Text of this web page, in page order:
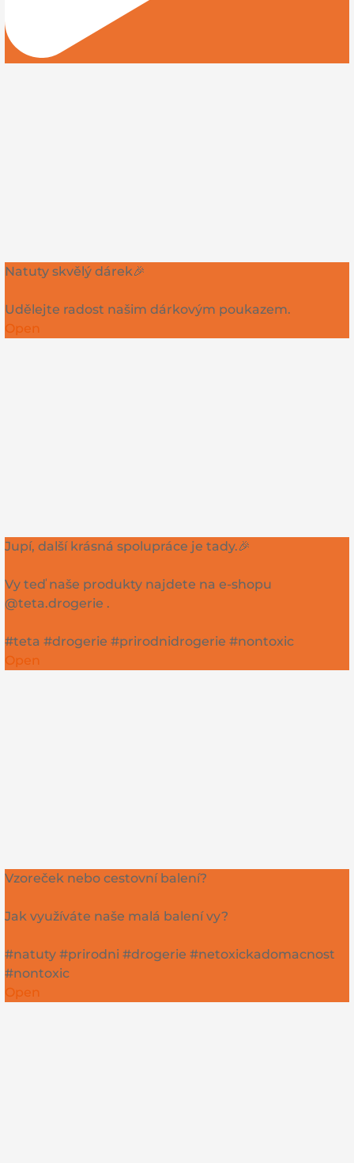
Natuty skvělý dárek🎉
Udělejte radost našim dárkovým poukazem.
Open
Jupí, další krásná spolupráce je tady.🎉
Vy teď naše produkty najdete na e-shopu
@teta.drogerie .
#teta #drogerie #prirodnidrogerie #nontoxic
Open
Vzoreček nebo cestovní balení?
Jak využíváte naše malá balení vy?
#natuty #prirodni #drogerie #netoxickadomacnost
#nontoxic
Open